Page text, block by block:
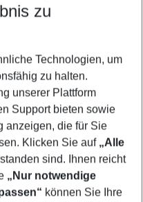
bestzu
Technologien, um
zu halten.
unserer Plattform
Support bieten sowie
anzeigen, die für Sie
Klicken Sie auf „Alle
sind. Ihnen reicht
„Nur notwendige
können Sie Ihre